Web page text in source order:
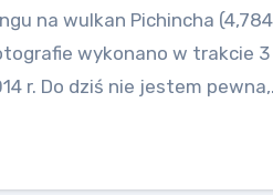
na wulkan Pichincha
wykonano w trakcie
r. Do dziś nie jestem